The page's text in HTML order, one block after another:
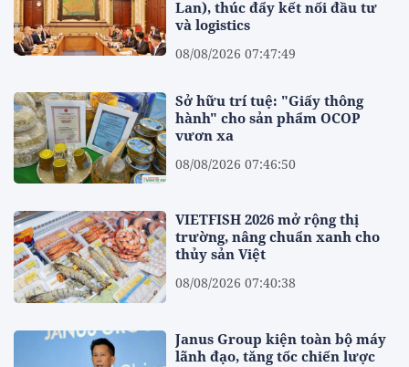
Lan), thúc đẩy kết nối đầu tư
và logistics
08/08/2026 07:47:49
Sở hữu trí tuệ: "Giấy thông
hành" cho sản phẩm OCOP
vươn xa
08/08/2026 07:46:50
VIETFISH 2026 mở rộng thị
trường, nâng chuẩn xanh cho
thủy sản Việt
08/08/2026 07:40:38
Janus Group kiện toàn bộ máy
lãnh đạo, tăng tốc chiến lược